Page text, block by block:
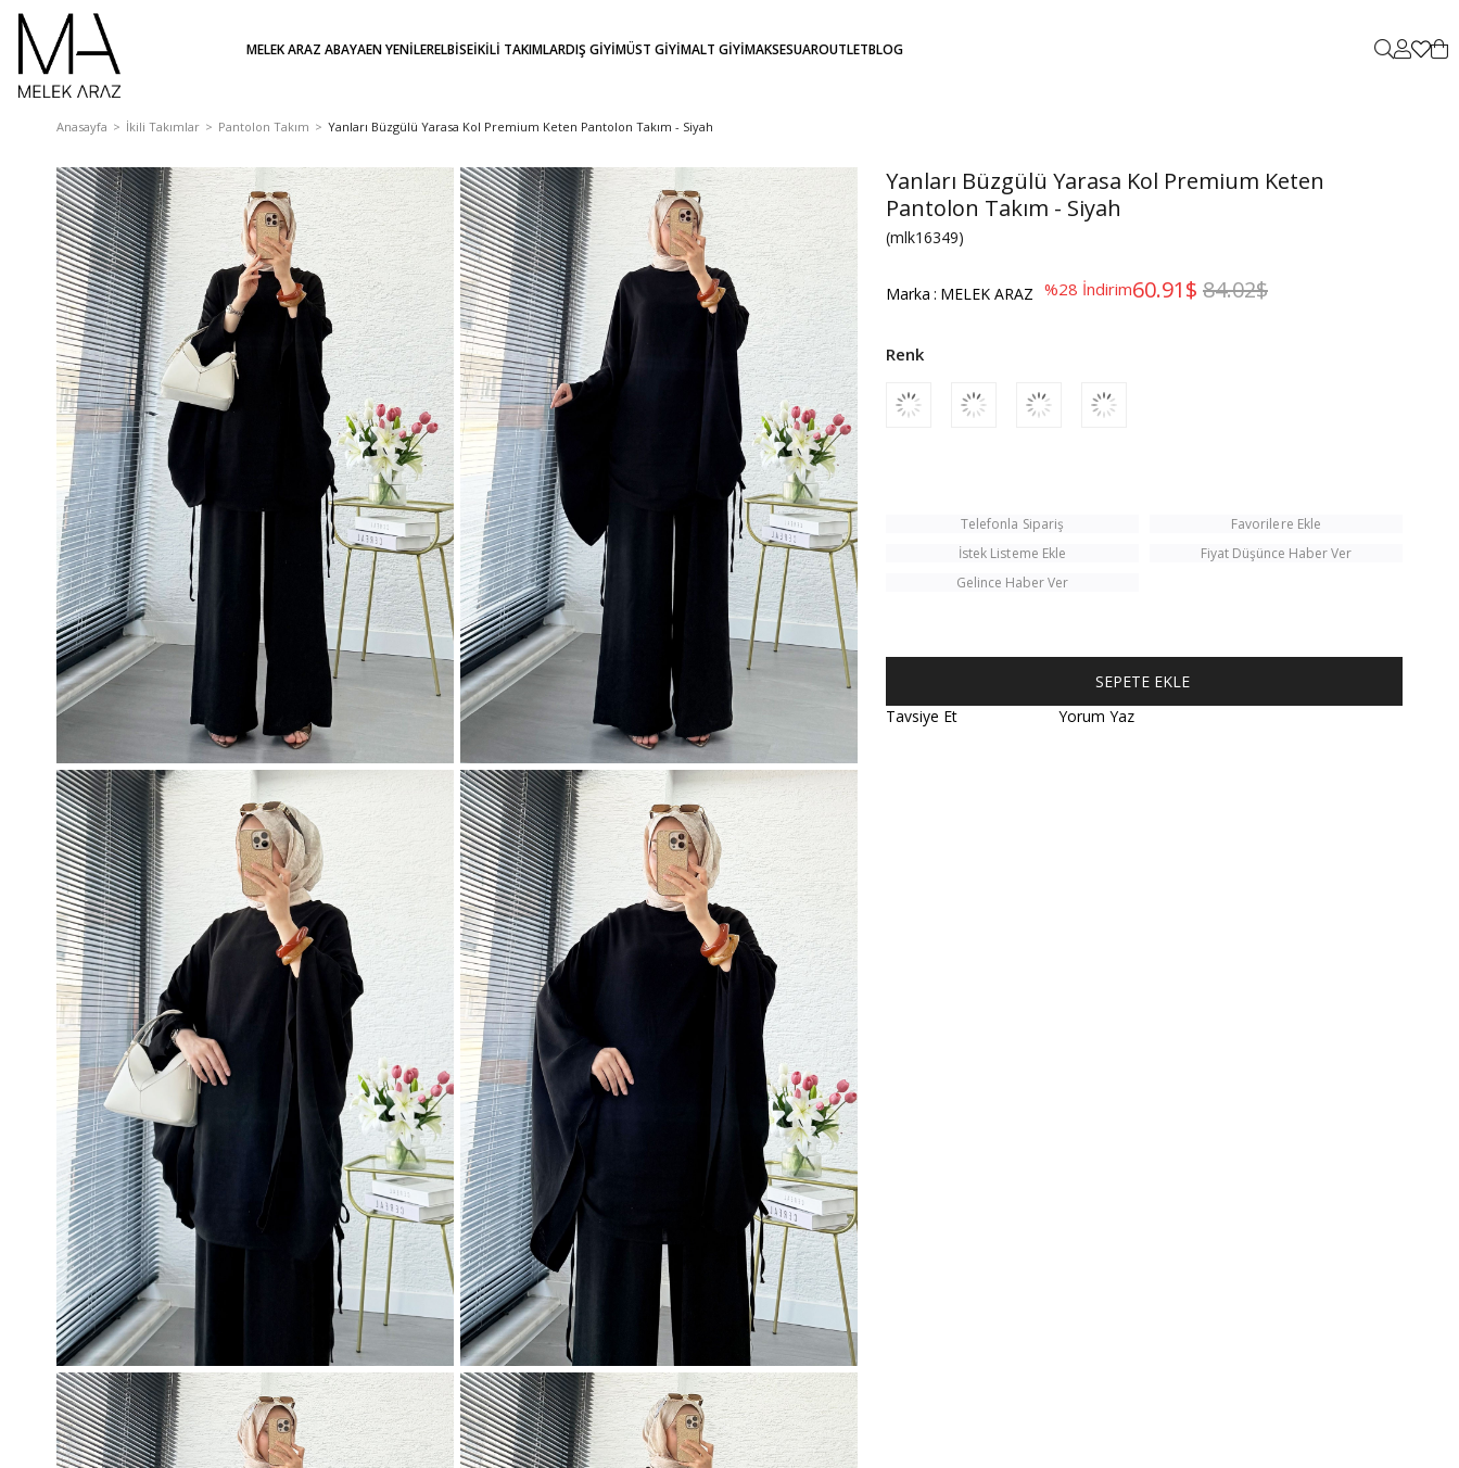
MELEK ARAZ ABAYAEN YENİLERELBİSEİKİLİ TAKIMLARDIŞ GİYİMÜST GİYİMALT GİYİMAKSESUAROUTLETBLOG
Anasayfa İkili Takımlar Pantolon Takım Yanları Büzgülü Yarasa Kol Premium Keten Pantolon Takım - Siyah
Yanları Büzgülü Yarasa Kol Premium Keten
Pantolon Takım - Siyah
(mlk16349)
Marka : MELEK ARAZ %28 İndirim 84.02$
60.91$
Telefonla Sipariş
Favorilere Ekle
İstek Listeme Ekle
Fiyat Düşünce Haber Ver
Gelince Haber Ver
Tavsiye Et Yorum Yaz